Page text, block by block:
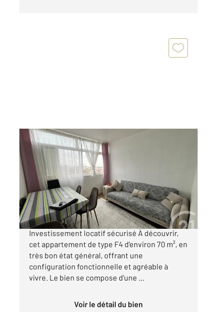
EVRY 91
68,09 m 2, 4 pièces
Ref : 5646
Appartement F4 à vendre
115 000 €
Appartement F4 70 m² Très bon état
Investissement locatif sécurisé À découvrir,
cet appartement de type F4 d'environ 70 m², en
très bon état général, offrant une
configuration fonctionnelle et agréable à
vivre. Le bien se compose d'une ...
Voir le détail du bien